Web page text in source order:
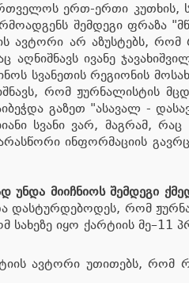
ერთ-ერთი კუთხის,
შემდეგი ფრაზა
ავტორი არ აზუსტებს, რომ
ივანე
სვანეთის რეგიონის
რომ ჟურნალისტის
გაზეთ "ასავალ -
სვანი ვარ, მაგრამ, რაც
ინფორმაციის
მიიჩნიოს შემდეგი
დასტურდებოდეს, რომ
იყო ქარტიის მე–11
ავტორი უთითებს, რომ